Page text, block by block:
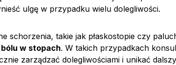
ulgę w przypadku wielu dolegliwości.
schorzenia, takie jak płaskostopie czy
bólu w stopach. W takich przypadkach
zarządzać dolegliwościami i unikać